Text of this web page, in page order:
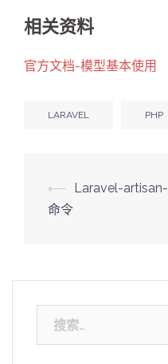
相关资料
官方文档-模型基本使用
LARAVEL PHP
Post
navigation
⟵
Laravel-artisan-
命令
索：